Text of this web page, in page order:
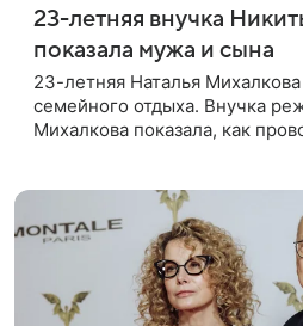
23-летняя внучка
показала мужа и сына
23-летняя Наталья
семейного отдыха. Внучка
Михалкова показала, как